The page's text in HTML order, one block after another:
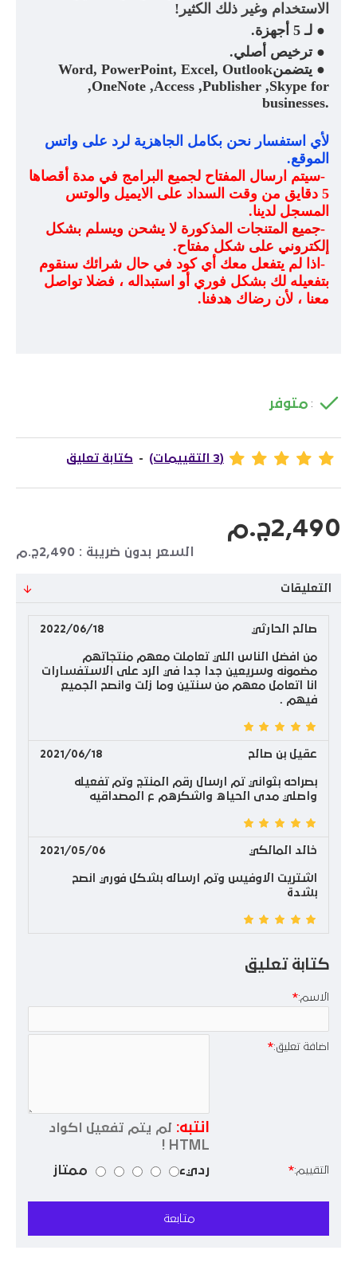
الاستخدام وغير ذلك الكثير !
● لـ 5 أجهزة
.
● ترخيص أصلي.
● يتضمنWord, PowerPoint, Excel, Outlook
,OneNote ,Access ,Publisher ,Skype for
businesses.
لأي استفسار نحن بكامل الجاهزية لرد على واتس
الموقع.
-سيتم ارسال المفتاح لجميع البرامج في مدة أقصاها
5 دقايق من وقت السداد على الايميل والوتس
المسجل لدينا.
-جميع المتنجات المذكورة لا يشحن ويسلم بشكل
إلكتروني على شكل مفتاح.
- اذا لم يتفعل معك أي كود في حال شرائك سنقوم
بتفعيله لك بشكل فوري أو استبداله ، فضلا تواصل
معنا ، لأن رضاك هدفنا.
: متوفر
(3 التقييمات) - كتابة تعليق
2,490ج.م
السعر بدون ضريبة : 2,490ج.م
التعليقات
صالح الحارثي 2022/06/18
من افضل الناس اللي تعاملت معهم منتجاتهم
مضمونه وسريعين جدا جدا في الرد على الاستفسارات
انا اتعامل معهم من سنتين وما زلت وانصح الجميع
فيهم .
عقيل بن صالح 2021/06/18
بصراحه بثواني تم ارسال رقم المنتج وتم تفعيله
واصلي مدى الحياه واشكرهم ع المصداقيه
خالد المالكي 2021/05/06
اشتريت الاوفيس وتم ارساله بشكل فوري انصح
بشدة
كتابة تعليق
الاسم:
اضافة تعليق:
انتبه:
لم يتم تفعيل اكواد
HTML !
التقييم: رديء ممتاز
متابعة